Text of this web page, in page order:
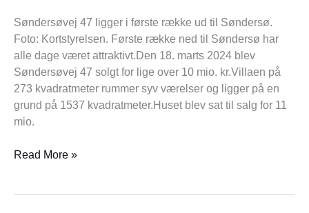
Søndersøvej 47 ligger i første række ud til Søndersø.
Foto: Kortstyrelsen. Første række ned til Søndersø har
alle dage været attraktivt.Den 18. marts 2024 blev
Søndersøvej 47 solgt for lige over 10 mio. kr.Villaen på
273 kvadratmeter rummer syv værelser og ligger på en
grund på 1537 kvadratmeter.Huset blev sat til salg for 11
mio.
Read More »